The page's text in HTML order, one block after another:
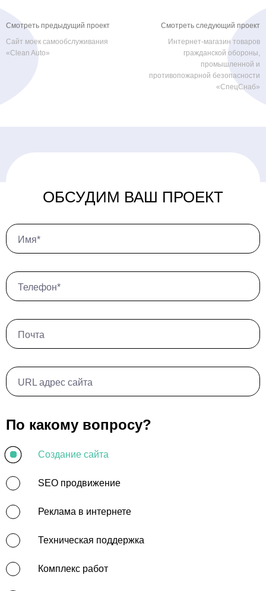
Смотреть предыдущий проект
Сайт моек самообслуживания
«Clean Auto»
Смотреть следующий проект
Интернет-магазин товаров
гражданской обороны,
промышленной и
противопожарной безопасности
«СпецСнаб»
ОБСУДИМ ВАШ ПРОЕКТ
Имя*
Телефон*
Почта
URL адрес сайта
По какому вопросу?
Создание сайта
SEO продвижение
Реклама в интернете
Техническая поддержка
Комплекс работ